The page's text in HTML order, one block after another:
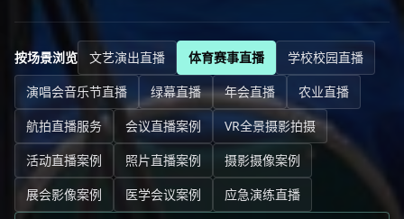
按场景浏览 文艺演出直播 体育赛事直播
学校校园直播
演唱会音乐节直播
绿幕直播 年会直播
农业直播
航拍直播服务
会议直播案例
VR全景摄影拍摄
活动直播案例
照片直播案例
摄影摄像案例
展会影像案例
医学会议案例
应急演练直播